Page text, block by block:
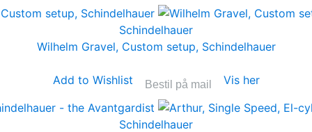
Schindelhauer
Wilhelm Gravel, Custom setup, Schindelhauer
Add to Wishlist Bestil på mail Vis her
Schindelhauer